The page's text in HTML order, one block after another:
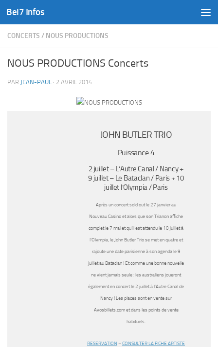
Skip to content
Bel7 Infos
CONCERTS / NOUS PRODUCTIONS
NOUS PRODUCTIONS Concerts
PAR JEAN-PAUL · 2 AVRIL 2014
JOHN BUTLER TRIO
Puissance 4
2 juillet – L’Autre Canal / Nancy +
9 juillet – Le Bataclan / Paris + 10
juillet l’Olympia / Paris
Après un concert sold out le 27 janvier au
Nouveau Casino et alors que son Trianon affiche
complet le 7 mai et qu’il est attendu le 10 juillet à
l’Olympia, le John Butler Trio se met en quatre et
rajoute une date parisienne à son agenda le 9
juillet au Bataclan ! Et comme une bonne nouvelle
ne vient jamais seule : les australiens joueront
également en concert le 2 juillet à l’Autre Canal de
Nancy ! Les places sont en vente sur
Avosbillets.com et dans les points de vente
habituels.
RESERVATION –CONSULTER LA FICHE ARTISTE